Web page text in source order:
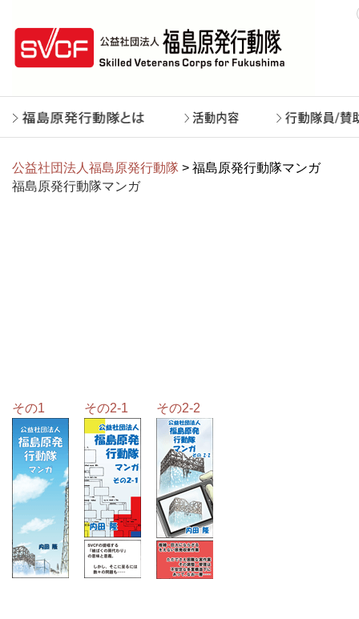
公益社団法人福島原発行動隊 > 福島原発行動隊マンガ
福島原発行動隊マンガ
その1 その2-1 その2-2